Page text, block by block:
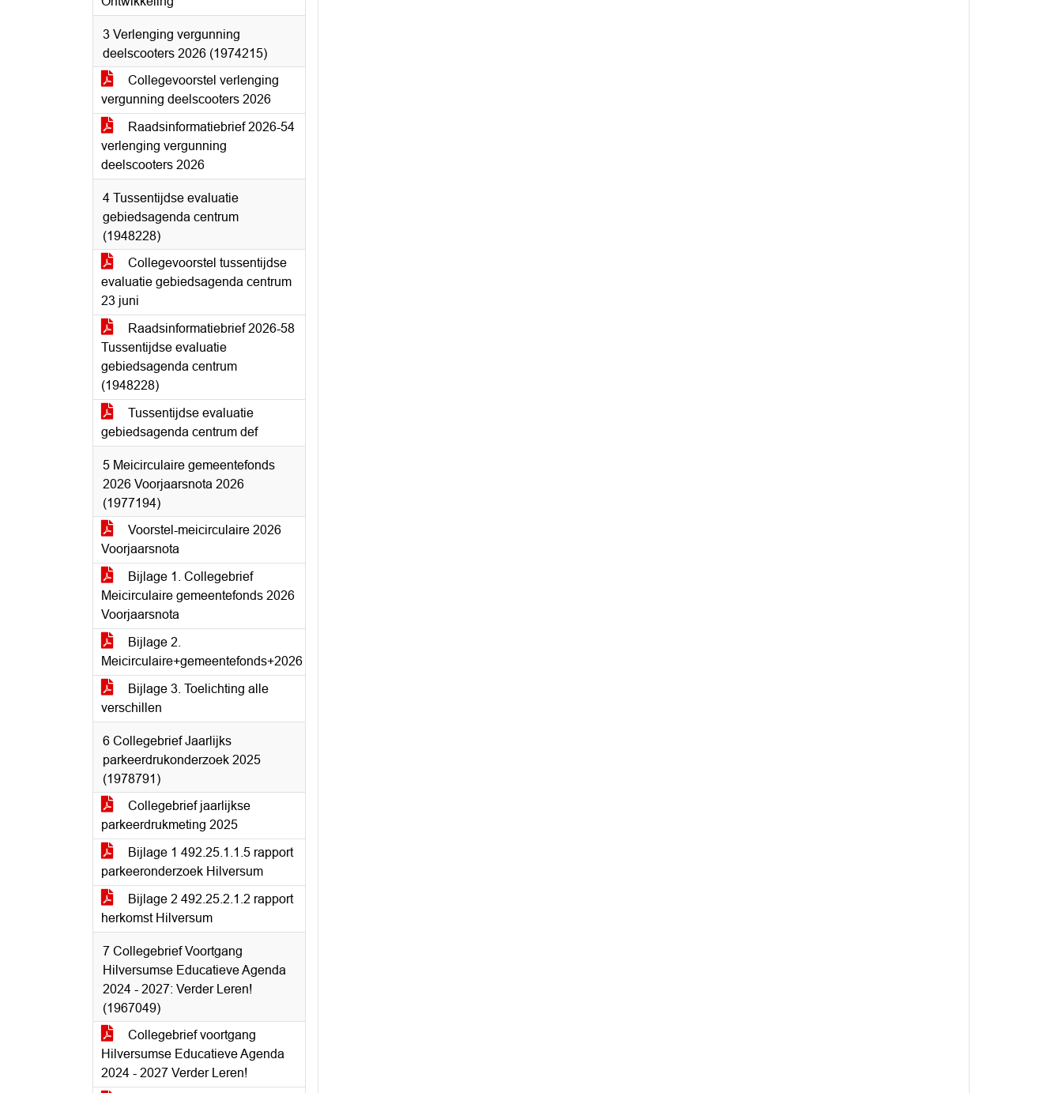
3 Verlenging vergunning
deelscooters 2026 (1974215)
Collegevoorstel verlenging
vergunning deelscooters 2026
Raadsinformatiebrief 2026-54
verlenging vergunning
deelscooters 2026
4 Tussentijdse evaluatie
gebiedsagenda centrum
(1948228)
Collegevoorstel tussentijdse
evaluatie gebiedsagenda centrum
23 juni
Raadsinformatiebrief 2026-58
Tussentijdse evaluatie
gebiedsagenda centrum
(1948228)
Tussentijdse evaluatie
gebiedsagenda centrum def
5 Meicirculaire gemeentefonds
2026 Voorjaarsnota 2026
(1977194)
Voorstel-meicirculaire 2026
Voorjaarsnota
Bijlage 1. Collegebrief
Meicirculaire gemeentefonds 2026
Voorjaarsnota
Bijlage 2.
Meicirculaire+gemeentefonds+2026
Bijlage 3. Toelichting alle
verschillen
6 Collegebrief Jaarlijks
parkeerdrukonderzoek 2025
(1978791)
Collegebrief jaarlijkse
parkeerdrukmeting 2025
Bijlage 1 492.25.1.1.5 rapport
parkeeronderzoek Hilversum
Bijlage 2 492.25.2.1.2 rapport
herkomst Hilversum
7 Collegebrief Voortgang
Hilversumse Educatieve Agenda
2024 - 2027: Verder Leren!
(1967049)
Collegebrief voortgang
Hilversumse Educatieve Agenda
2024 - 2027 Verder Leren!